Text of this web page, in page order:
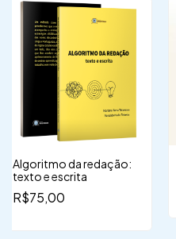
Algoritmo da redação:
texto e escrita
R$75,00